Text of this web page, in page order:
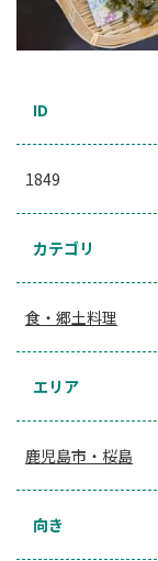
ID
1849
カテゴリ
食・郷土料理
エリア
鹿児島市・桜島
向き